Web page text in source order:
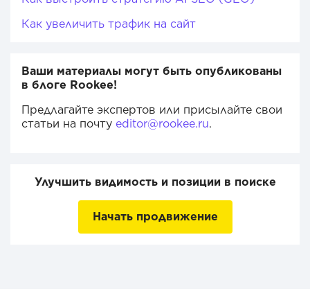
Как увеличить трафик на сайт
Ваши материалы могут быть опубликованы
в блоге Rookee!
Предлагайте экспертов или присылайте свои
статьи на почту editor@rookee.ru.
Улучшить видимость и позиции в поиске
Начать продвижение